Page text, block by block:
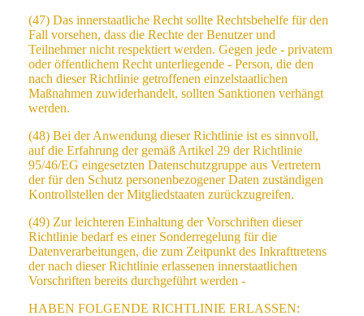
(47) Das innerstaatliche Recht sollte Rechtsbehelfe für den
Fall vorsehen, dass die Rechte der Benutzer und
Teilnehmer nicht respektiert werden. Gegen jede - privatem
oder öffentlichem Recht unterliegende - Person, die den
nach dieser Richtlinie getroffenen einzelstaatlichen
Maßnahmen zuwiderhandelt, sollten Sanktionen verhängt
werden.
(48) Bei der Anwendung dieser Richtlinie ist es sinnvoll,
auf die Erfahrung der gemäß Artikel 29 der Richtlinie
95/46/EG eingesetzten Datenschutzgruppe aus Vertretern
der für den Schutz personenbezogener Daten zuständigen
Kontrollstellen der Mitgliedstaaten zurückzugreifen.
(49) Zur leichteren Einhaltung der Vorschriften dieser
Richtlinie bedarf es einer Sonderregelung für die
Datenverarbeitungen, die zum Zeitpunkt des Inkrafttretens
der nach dieser Richtlinie erlassenen innerstaatlichen
Vorschriften bereits durchgeführt werden -
HABEN FOLGENDE RICHTLINIE ERLASSEN: